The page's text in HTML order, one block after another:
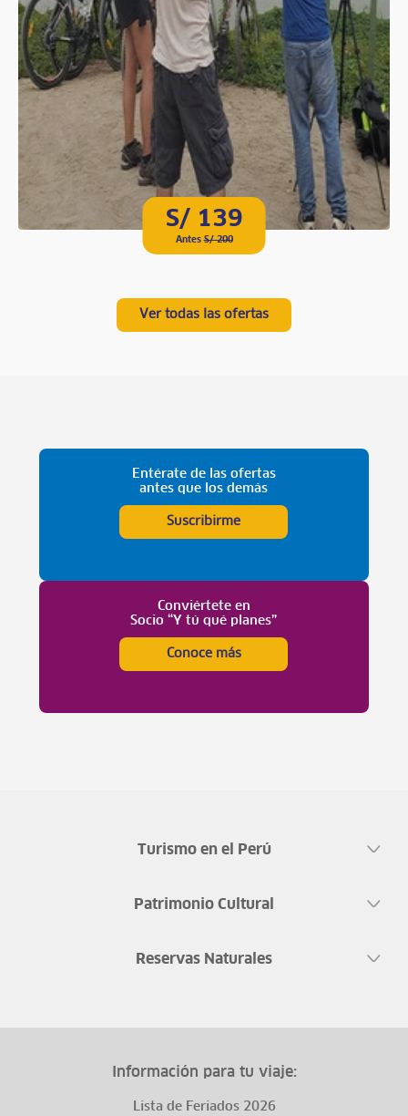
S/ 139
AntesS/ 200
Ver todas las ofertas
Entérate de las ofertas
antes que los demás
Suscribirme
Conviértete en
Socio “Y tú qué planes”
Conoce más
Turismo en el Perú
Patrimonio Cultural
Reservas Naturales
Información para tu viaje:
Lista de Feriados 2026